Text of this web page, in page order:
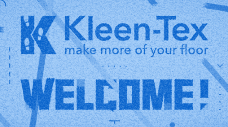
back together among all participants was off the charts.
This energy is what makes the event so special and gives
us the strength to try to make SHOPS 1ST TRY even better
every year!We look forward to seeing you in 2024 - SAVE
the DATE: January 21-23, 2024